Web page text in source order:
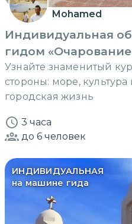
Mohamed
Индивидуальная
гидом
Узнайте знаменитый
стороны: море,
городская жизнь
3 часа
до 6 человек
ИНДИВИДУАЛЬНАЯ
на машине гида